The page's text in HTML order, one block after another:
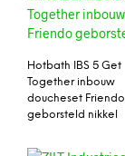
Hotbath IBS 5 Get
Together inbouw
doucheset Friendo
geborsteld nikkel